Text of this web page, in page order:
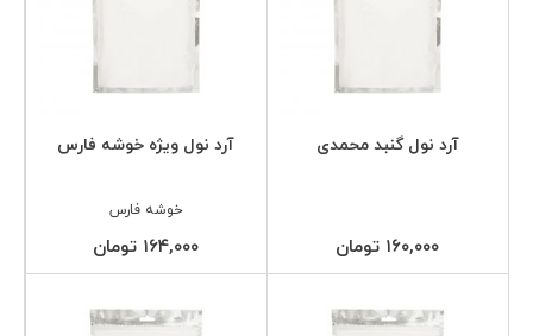
آرد نول گنبد محمدی
۱۶۰,۰۰۰ تومان
آرد نول ویژه خوشه فارس
خوشه فارس
۱۶۴,۰۰۰ تومان